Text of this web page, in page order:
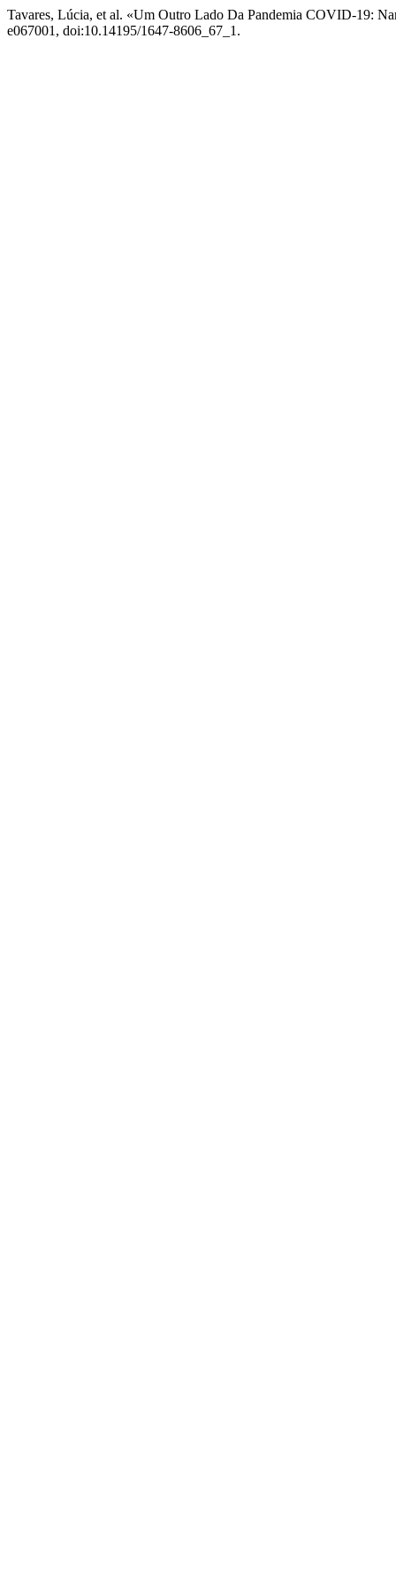
Tavares, Lúcia, et al. «Um Outro Lado Da Pandemia COVID-19:
e067001, doi:10.14195/1647-8606_67_1.